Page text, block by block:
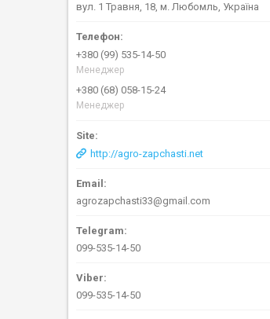
вул. 1 Травня, 18, м. Любомль, Україна
+380 (99) 535-14-50
Менеджер
+380 (68) 058-15-24
Менеджер
http://agro-zapchasti.net
agrozapchasti33@gmail.com
099-535-14-50
099-535-14-50